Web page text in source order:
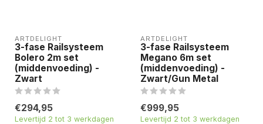
ARTDELIGHT
3-fase Railsysteem
Bolero 2m set
(middenvoeding) -
Zwart
€294,95
Levertijd 2 tot 3 werkdagen
ARTDELIGHT
3-fase Railsysteem
Megano 6m set
(middenvoeding) -
Zwart/Gun Metal
€999,95
Levertijd 2 tot 3 werkdagen